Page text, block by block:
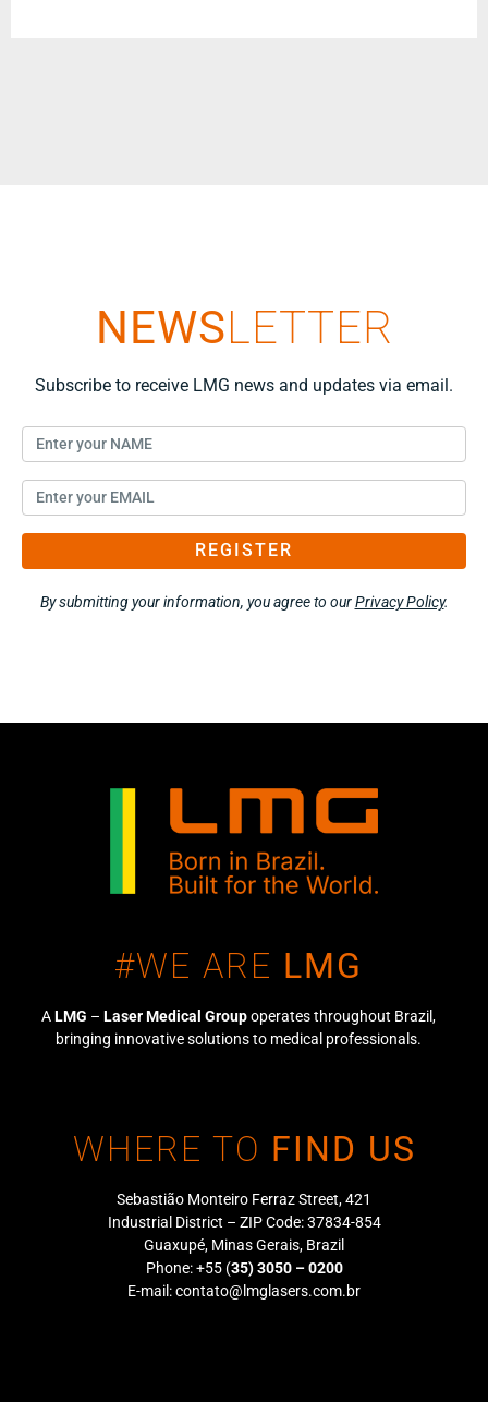
NEWSLETTER
Subscribe to receive LMG news and updates via email.
REGISTER
By submitting your information, you agree to ourPrivacy Policy.
#WE ARE LMG
ALMG – Laser Medical Groupoperates throughout Brazil,
bringing innovative solutions to medical professionals.
WHERE TO FIND US
Sebastião Monteiro Ferraz Street, 421
Industrial District – ZIP Code: 37834-854
Guaxupé, Minas Gerais, Brazil
Phone: +55 (35) 3050 – 0200
E-mail:contato@lmglasers.com.br